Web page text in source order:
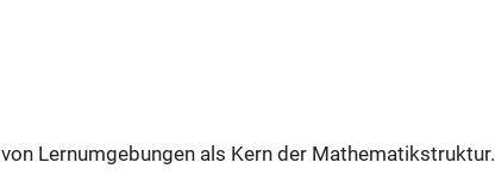
Lernumgebungen als Kern der Mathematikstruktur.